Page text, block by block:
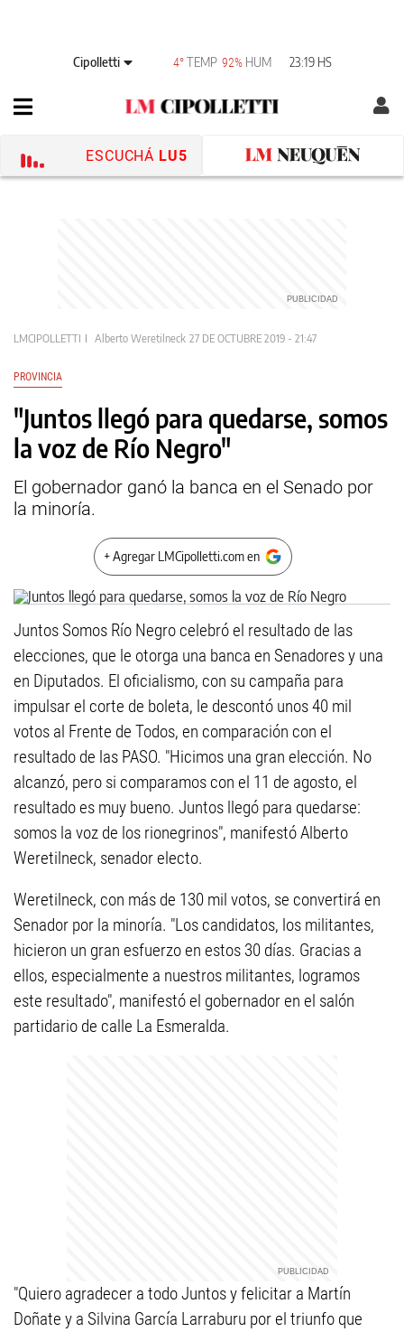
Cipolletti 4° TEMP 92% HUM 23:19 HS
ESCUCHÁ LU5
LMCIPOLLETTI Alberto Weretilneck 27 DE OCTUBRE 2019 - 21:47
PROVINCIA
"Juntos llegó para quedarse, somos
la voz de Río Negro"
El gobernador ganó la banca en el Senado por
la minoría.
+ Agregar LMCipolletti.com en
Juntos Somos Río Negro celebró el resultado de las
elecciones, que le otorga una banca en Senadores y una
en Diputados. El oficialismo, con su campaña para
impulsar el corte de boleta, le descontó unos 40 mil
votos al Frente de Todos, en comparación con el
resultado de las PASO. "Hicimos una gran elección. No
alcanzó, pero si comparamos con el 11 de agosto, el
resultado es muy bueno. Juntos llegó para quedarse:
somos la voz de los rionegrinos", manifestó Alberto
Weretilneck, senador electo.
Weretilneck, con más de 130 mil votos, se convertirá en
Senador por la minoría. "Los candidatos, los militantes,
hicieron un gran esfuerzo en estos 30 días. Gracias a
ellos, especialmente a nuestros militantes, logramos
este resultado", manifestó el gobernador en el salón
partidario de calle La Esmeralda.
"Quiero agradecer a todo Juntos y felicitar a Martín
Doñate y a Silvina García Larraburu por el triunfo que